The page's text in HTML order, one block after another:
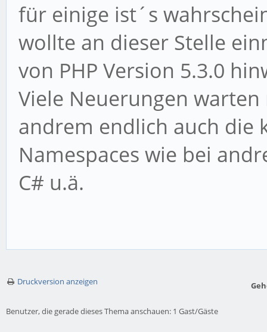
für einige ist´s
wollte an dieser Stelle
von PHP Version 5.3.0
Viele Neuerungen
andrem endlich auch
Namespaces wie bei
C# u.ä.
Druckversion anzeigen
Benutzer, die gerade dieses Thema anschauen: 1 Gast/Gäste